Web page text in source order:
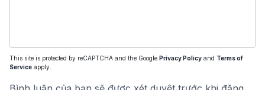
This site is protected by reCAPTCHA and the Google Privacy Policy and Terms of
Service apply.